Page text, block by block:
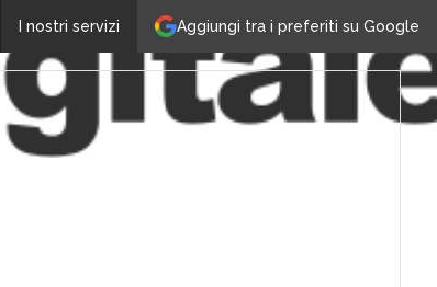
Aggiungi tra i preferiti su Google
I nostri servizi